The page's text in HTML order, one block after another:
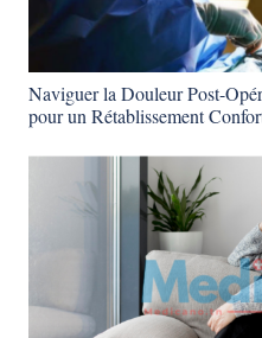
Naviguer la Douleur Post-
pour un Rétablissement